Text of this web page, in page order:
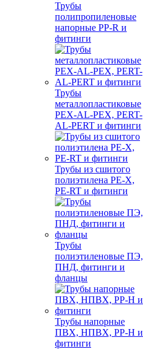
Трубы
полипропиленовые
напорные PP-R и
фитинги
Трубы
металлопластиковые
PEX-AL-PEX, PERT-
AL-PERT и фитинги
Трубы из сшитого
полиэтилена PE-X,
PE-RT и фитинги
Трубы
полиэтиленовые ПЭ,
ПНД, фитинги и
фланцы
Трубы напорные
ПВХ, НПВХ, PP-H и
фитинги